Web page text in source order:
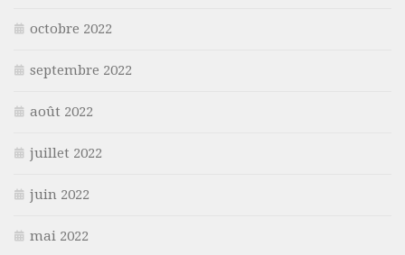
octobre 2022
septembre 2022
août 2022
juillet 2022
juin 2022
mai 2022